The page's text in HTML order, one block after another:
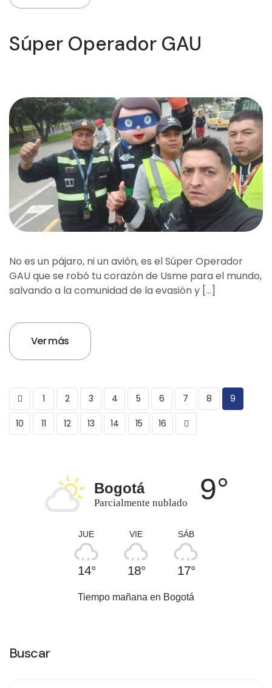
Súper Operador GAU
No es un pájaro, ni un avión, es el Súper Operador
GAU que se robó tu corazón de Usme para el mundo,
salvando a la comunidad de la evasión y […]
Ver más
1 2 3 4 5 6 7 8 9
10 11 12 13 14 15 16
Bogotá
Parcialmente nublado 9°
JUE
14°
VIE
18°
SÁB
17°
Tiempo mañana en Bogotá
Buscar